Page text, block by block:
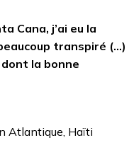
Cana, j’ai eu la
transpiré (…)
la bonne
Atlantique, Haïti